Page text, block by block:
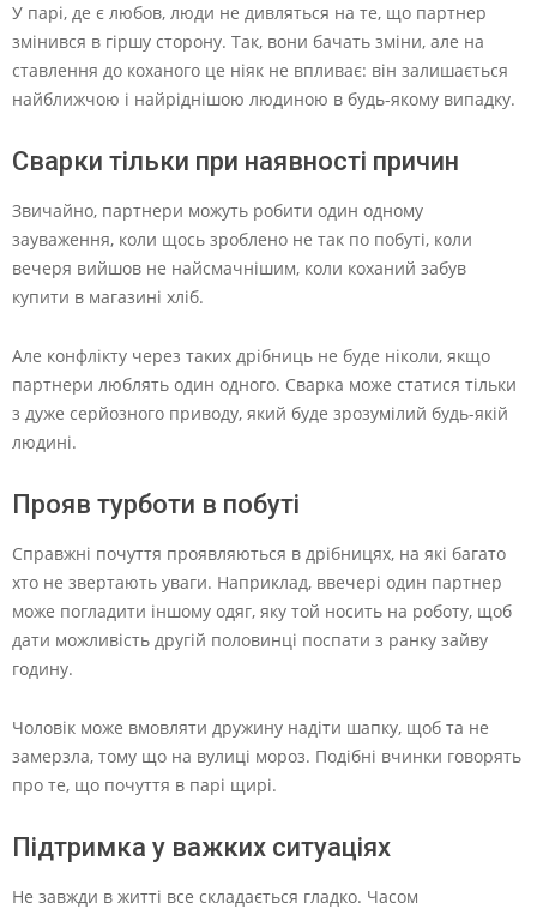
У парі, де є любов, люди не дивляться на те, що партнер
змінився в гіршу сторону. Так, вони бачать зміни, але на
ставлення до коханого це ніяк не впливає: він залишається
найближчою і найріднішою людиною в будь-якому випадку.
Сварки тільки при наявності причин
Звичайно, партнери можуть робити один одному
зауваження, коли щось зроблено не так по побуті, коли
вечеря вийшов не найсмачнішим, коли коханий забув
купити в магазині хліб.
Але конфлікту через таких дрібниць не буде ніколи, якщо
партнери люблять один одного. Сварка може статися тільки
з дуже серйозного приводу, який буде зрозумілий будь-якій
людині.
Прояв турботи в побуті
Справжні почуття проявляються в дрібницях, на які багато
хто не звертають уваги. Наприклад, ввечері один партнер
може погладити іншому одяг, яку той носить на роботу, щоб
дати можливість другій половинці поспати з ранку зайву
годину.
Чоловік може вмовляти дружину надіти шапку, щоб та не
замерзла, тому що на вулиці мороз. Подібні вчинки говорять
про те, що почуття в парі щирі.
Підтримка у важких ситуаціях
Не завжди в житті все складається гладко. Часом